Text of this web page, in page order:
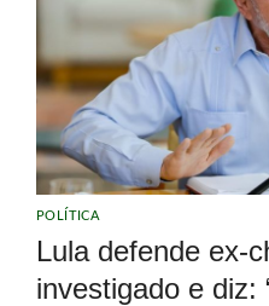
POLÍTICA
Lula defende ex-
investigado e diz: